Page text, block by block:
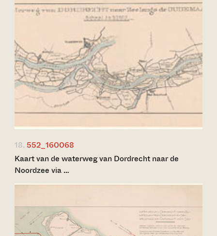
18. 552_160068
Kaart van de waterweg van Dordrecht naar de
Noordzee via …